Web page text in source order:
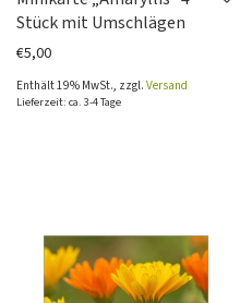
Stück mit Umschlägen
€5,00
Enthält 19% MwSt., zzgl. Versand
Lieferzeit: ca. 3-4 Tage